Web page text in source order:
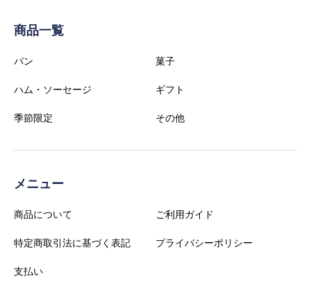
商品一覧
パン 菓子
ハム・ソーセージ ギフト
季節限定 その他
メニュー
商品について ご利用ガイド
特定商取引法に基づく表記 プライバシーポリシー
支払い